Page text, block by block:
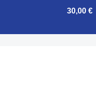
30,00 €